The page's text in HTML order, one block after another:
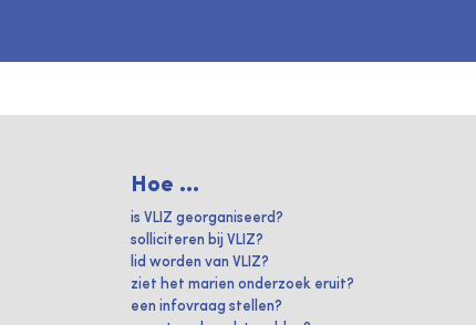
Hoe ...
is VLIZ georganiseerd?
solliciteren bij VLIZ?
lid worden van VLIZ?
ziet het marien onderzoek eruit?
een infovraag stellen?